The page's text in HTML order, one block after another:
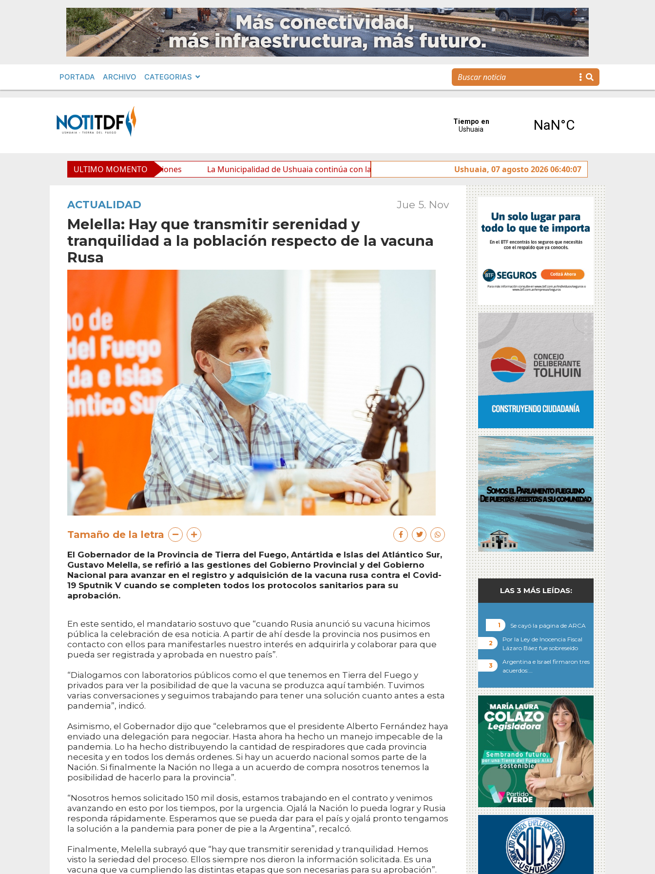
PORTADA ARCHIVO CATEGORIAS
ULTIMO MOMENTO
Municipal y mejora sus prestaciones La Municipalidad de Ushuaia continúa con las tareas de mantenimiento y rotulado sobre la avenida Héroes de Malvinas
Ushuaia, 07 agosto 2026 06:40:07
ACTUALIDAD Jue 5. Nov
Melella: Hay que transmitir serenidad y
tranquilidad a la población respecto de la vacuna
Rusa
Tamaño de la letra
El Gobernador de la Provincia de Tierra del Fuego, Antártida e Islas del Atlántico Sur,
Gustavo Melella, se refirió a las gestiones del Gobierno Provincial y del Gobierno
Nacional para avanzar en el registro y adquisición de la vacuna rusa contra el Covid-
19 Sputnik V cuando se completen todos los protocolos sanitarios para su
aprobación.
En este sentido, el mandatario sostuvo que “cuando Rusia anunció su vacuna hicimos
pública la celebración de esa noticia. A partir de ahí desde la provincia nos pusimos en
contacto con ellos para manifestarles nuestro interés en adquirirla y colaborar para que
pueda ser registrada y aprobada en nuestro país”.
“Dialogamos con laboratorios públicos como el que tenemos en Tierra del Fuego y
privados para ver la posibilidad de que la vacuna se produzca aquí también. Tuvimos
varias conversaciones y seguimos trabajando para tener una solución cuanto antes a esta
pandemia”, indicó.
Asimismo, el Gobernador dijo que “celebramos que el presidente Alberto Fernández haya
enviado una delegación para negociar. Hasta ahora ha hecho un manejo impecable de la
pandemia. Lo ha hecho distribuyendo la cantidad de respiradores que cada provincia
necesita y en todos los demás ordenes. Si hay un acuerdo nacional somos parte de la
Nación. Si finalmente la Nación no llega a un acuerdo de compra nosotros tenemos la
posibilidad de hacerlo para la provincia”.
“Nosotros hemos solicitado 150 mil dosis, estamos trabajando en el contrato y venimos
avanzando en esto por los tiempos, por la urgencia. Ojalá la Nación lo pueda lograr y Rusia
responda rápidamente. Esperamos que se pueda dar para el país y ojalá pronto tengamos
la solución a la pandemia para poner de pie a la Argentina”, recalcó.
Finalmente, Melella subrayó que “hay que transmitir serenidad y tranquilidad. Hemos
visto la seriedad del proceso. Ellos siempre nos dieron la información solicitada. Es una
vacuna que va cumpliendo las distintas etapas que son necesarias para su aprobación”.
LAS 3 MÁS LEÍDAS:
Se cayó la página de ARCA
Por la Ley de Inocencia Fiscal
Lázaro Báez fue sobreseído
Argentina e Israel firmaron tres
acuerdos:…